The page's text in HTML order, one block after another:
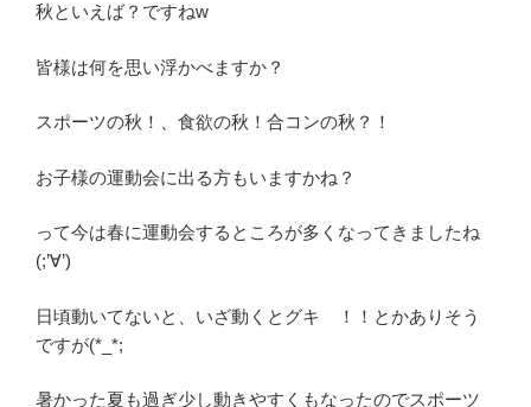
秋といえば？ですねw
皆様は何を思い浮かべますか？
スポーツの秋！、食欲の秋！合コンの秋？！
お子様の運動会に出る方もいますかね？
って今は春に運動会するところが多くなってきましたね
(;’∀’)
日頃動いてないと、いざ動くとグキ゚！！とかありそう
ですが(*_*;
暑かった夏も過ぎ少し動きやすくもなったのでスポーツ